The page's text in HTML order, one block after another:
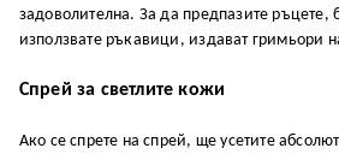
задоволителна. За да предпазите ръцете,
използвате ръкавици, издават гримьори
Спрей за светлите кожи
Ако се спрете на спрей, ще усетите